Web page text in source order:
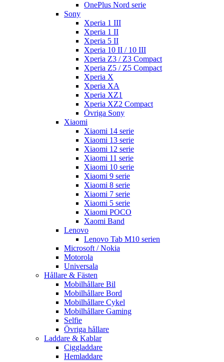
OnePlus Nord serie
Sony
Xperia 1 III
Xperia 1 II
Xperia 5 II
Xperia 10 II / 10 III
Xperia Z3 / Z3 Compact
Xperia Z5 / Z5 Compact
Xperia X
Xperia XA
Xperia XZ1
Xperia XZ2 Compact
Övriga Sony
Xiaomi
Xiaomi 14 serie
Xiaomi 13 serie
Xiaomi 12 serie
Xiaomi 11 serie
Xiaomi 10 serie
Xiaomi 9 serie
Xiaomi 8 serie
Xiaomi 7 serie
Xiaomi 5 serie
Xiaomi POCO
Xaomi Band
Lenovo
Lenovo Tab M10 serien
Microsoft / Nokia
Motorola
Universala
Hållare & Fästen
Mobilhållare Bil
Mobilhållare Bord
Mobilhållare Cykel
Mobilhållare Gaming
Selfie
Övriga hållare
Laddare & Kablar
Ciggladdare
Hemladdare